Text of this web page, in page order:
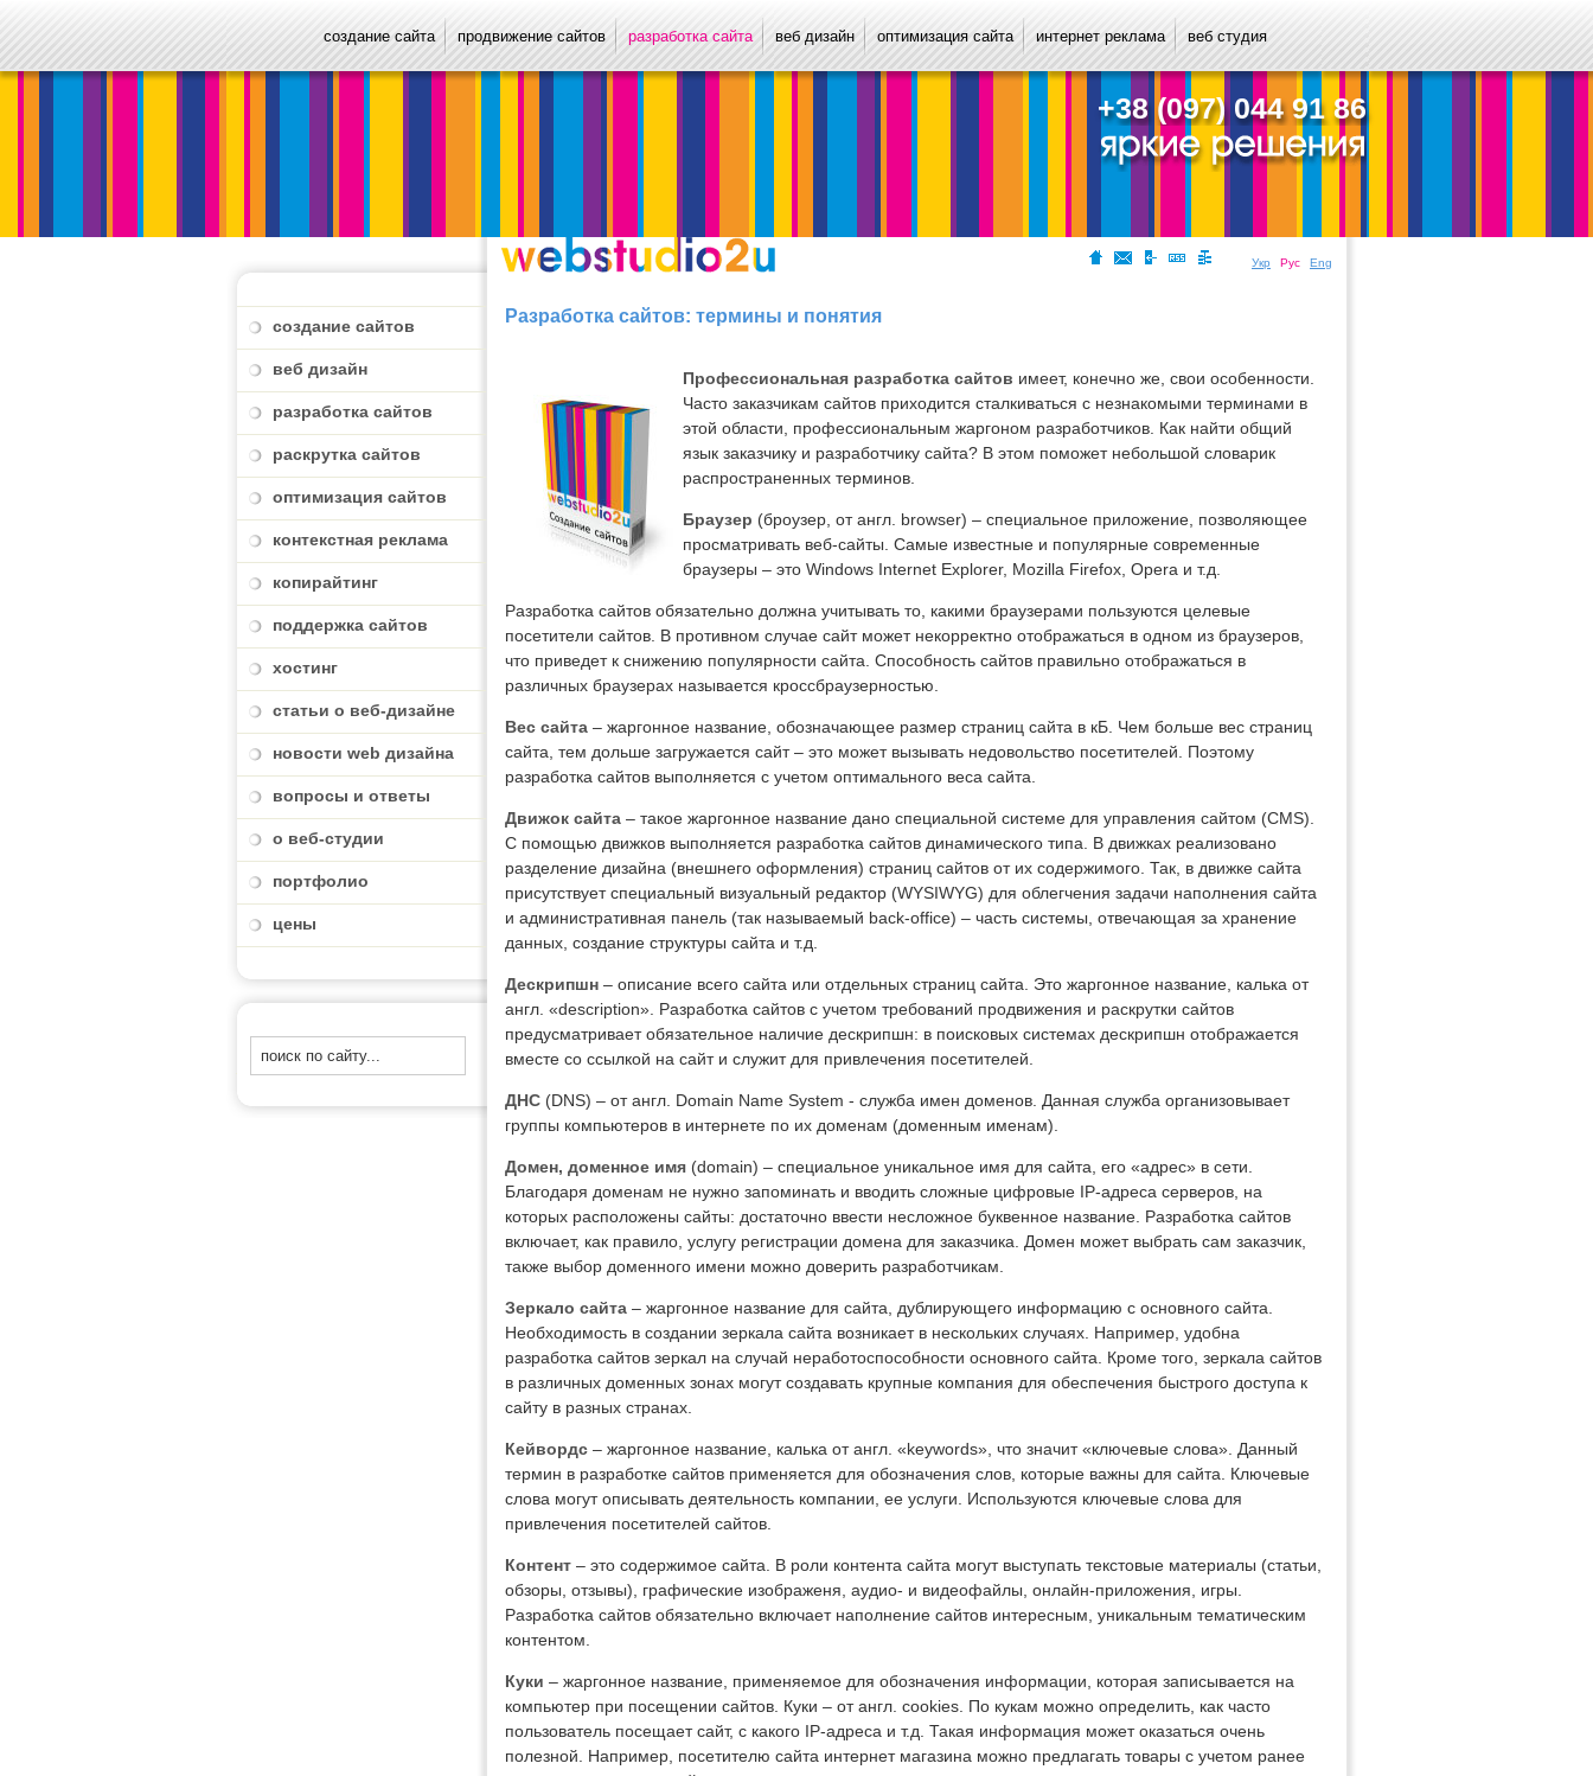
создание сайта продвижение сайтов разработка сайта веб дизайн оптимизация сайта интернет реклама веб студия
+38 (097) 044 91 86
создание сайтов
веб дизайн
разработка сайтов
раскрутка сайтов
оптимизация сайтов
контекстная реклама
копирайтинг
поддержка сайтов
хостинг
статьи о веб-дизайне
новости web дизайна
вопросы и ответы
о веб-студии
портфолио
цены
Укр Рус Eng
Разработка сайтов: термины и понятия
Профессиональная разработка сайтов имеет, конечно же, свои особенности.
Часто заказчикам сайтов приходится сталкиваться с незнакомыми терминами в
этой области, профессиональным жаргоном разработчиков. Как найти общий
язык заказчику и разработчику сайта? В этом поможет небольшой словарик
распространенных терминов.
Браузер (броузер, от англ. browser) – специальное приложение, позволяющее
просматривать веб-сайты. Самые известные и популярные современные
браузеры – это Windows Internet Explorer, Mozilla Firefox, Opera и т.д.
Разработка сайтов обязательно должна учитывать то, какими браузерами пользуются целевые
посетители сайтов. В противном случае сайт может некорректно отображаться в одном из браузеров,
что приведет к снижению популярности сайта. Способность сайтов правильно отображаться в
различных браузерах называется кроссбраузерностью.
Вес сайта – жаргонное название, обозначающее размер страниц сайта в кБ. Чем больше вес страниц
сайта, тем дольше загружается сайт – это может вызывать недовольство посетителей. Поэтому
разработка сайтов выполняется с учетом оптимального веса сайта.
Движок сайта – такое жаргонное название дано специальной системе для управления сайтом (CMS).
С помощью движков выполняется разработка сайтов динамического типа. В движках реализовано
разделение дизайна (внешнего оформления) страниц сайтов от их содержимого. Так, в движке сайта
присутствует специальный визуальный редактор (WYSIWYG) для облегчения задачи наполнения сайта
и административная панель (так называемый back-office) – часть системы, отвечающая за хранение
данных, создание структуры сайта и т.д.
Дескрипшн – описание всего сайта или отдельных страниц сайта. Это жаргонное название, калька от
англ. «description». Разработка сайтов с учетом требований продвижения и раскрутки сайтов
предусматривает обязательное наличие дескрипшн: в поисковых системах дескрипшн отображается
вместе со ссылкой на сайт и служит для привлечения посетителей.
ДНС (DNS) – от англ. Domain Name System - служба имен доменов. Данная служба организовывает
группы компьютеров в интернете по их доменам (доменным именам).
Домен, доменное имя (domain) – специальное уникальное имя для сайта, его «адрес» в сети.
Благодаря доменам не нужно запоминать и вводить сложные цифровые IP-адреса серверов, на
которых расположены сайты: достаточно ввести несложное буквенное название. Разработка сайтов
включает, как правило, услугу регистрации домена для заказчика. Домен может выбрать сам заказчик,
также выбор доменного имени можно доверить разработчикам.
Зеркало сайта – жаргонное название для сайта, дублирующего информацию с основного сайта.
Необходимость в создании зеркала сайта возникает в нескольких случаях. Например, удобна
разработка сайтов зеркал на случай неработоспособности основного сайта. Кроме того, зеркала сайтов
в различных доменных зонах могут создавать крупные компания для обеспечения быстрого доступа к
сайту в разных странах.
Кейвордс – жаргонное название, калька от англ. «keywords», что значит «ключевые слова». Данный
термин в разработке сайтов применяется для обозначения слов, которые важны для сайта. Ключевые
слова могут описывать деятельность компании, ее услуги. Используются ключевые слова для
привлечения посетителей сайтов.
Контент – это содержимое сайта. В роли контента сайта могут выступать текстовые материалы (статьи,
обзоры, отзывы), графические изображеня, аудио- и видеофайлы, онлайн-приложения, игры.
Разработка сайтов обязательно включает наполнение сайтов интересным, уникальным тематическим
контентом.
Куки – жаргонное название, применяемое для обозначения информации, которая записывается на
компьютер при посещении сайтов. Куки – от англ. cookies. По кукам можно определить, как часто
пользователь посещает сайт, с какого IP-адреса и т.д. Такая информация может оказаться очень
полезной. Например, посетителю сайта интернет магазина можно предлагать товары с учетом ранее